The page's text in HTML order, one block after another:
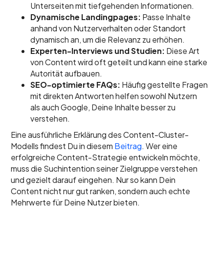
Unterseiten mit tiefgehenden Informationen.
Dynamische Landingpages: Passe Inhalte
anhand von Nutzerverhalten oder Standort
dynamisch an, um die Relevanz zu erhöhen.
Experten-Interviews und Studien: Diese Art
von Content wird oft geteilt und kann eine starke
Autorität aufbauen.
SEO-optimierte FAQs: Häufig gestellte Fragen
mit direkten Antworten helfen sowohl Nutzern
als auch Google, Deine Inhalte besser zu
verstehen.
Eine ausführliche Erklärung des Content-Cluster-
Modells findest Du in diesem Beitrag. Wer eine
erfolgreiche Content-Strategie entwickeln möchte,
muss die Suchintention seiner Zielgruppe verstehen
und gezielt darauf eingehen. Nur so kann Dein
Content nicht nur gut ranken, sondern auch echte
Mehrwerte für Deine Nutzer bieten.